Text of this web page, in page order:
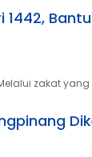
1442,
zakat